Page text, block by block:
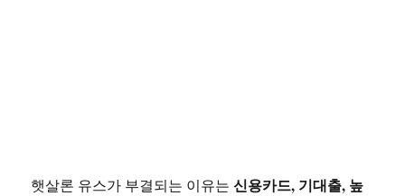
햇살론 유스가 부결되는 이유는신용카드, 기대출, 높